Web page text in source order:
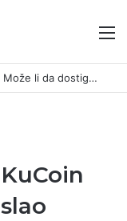
Prognoza cene XRP-a za avgust 2026: Može li da dostigne 1,50 dolara? ￼